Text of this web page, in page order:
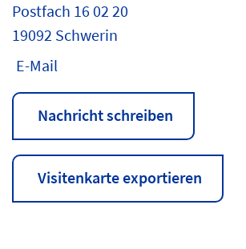
Postfach 16 02 20
19092 Schwerin
E-Mail
Nachricht schreiben
Visitenkarte exportieren